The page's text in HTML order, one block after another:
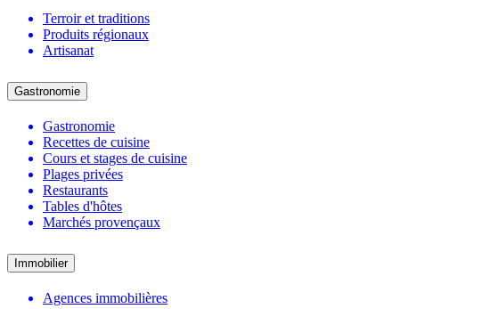
Terroir et traditions
Produits régionaux
Artisanat
Gastronomie
Gastronomie
Recettes de cuisine
Cours et stages de cuisine
Plages privées
Restaurants
Tables d'hôtes
Marchés provençaux
Immobilier
Agences immobilières